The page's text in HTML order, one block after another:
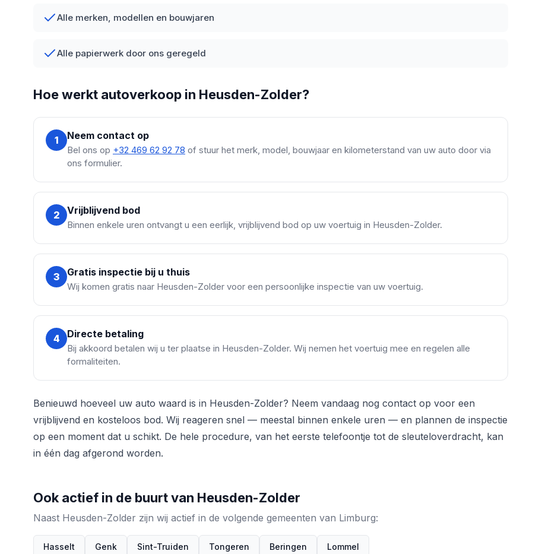
Alle merken, modellen en bouwjaren
Alle papierwerk door ons geregeld
Hoe werkt autoverkoop in Heusden-Zolder?
1 Neem contact op
Bel ons op +32 469 62 92 78 of stuur het merk, model, bouwjaar en kilometerstand van uw auto door via
ons formulier.
2 Vrijblijvend bod
Binnen enkele uren ontvangt u een eerlijk, vrijblijvend bod op uw voertuig in Heusden-Zolder.
3 Gratis inspectie bij u thuis
Wij komen gratis naar Heusden-Zolder voor een persoonlijke inspectie van uw voertuig.
4 Directe betaling
Bij akkoord betalen wij u ter plaatse in Heusden-Zolder. Wij nemen het voertuig mee en regelen alle
formaliteiten.
Benieuwd hoeveel uw auto waard is in Heusden-Zolder? Neem vandaag nog contact op voor een
vrijblijvend en kosteloos bod. Wij reageren snel — meestal binnen enkele uren — en plannen de inspectie
op een moment dat u schikt. De hele procedure, van het eerste telefoontje tot de sleuteloverdracht, kan
in één dag afgerond worden.
Ook actief in de buurt van Heusden-Zolder
Naast Heusden-Zolder zijn wij actief in de volgende gemeenten van Limburg:
Hasselt Genk Sint-Truiden Tongeren Beringen Lommel